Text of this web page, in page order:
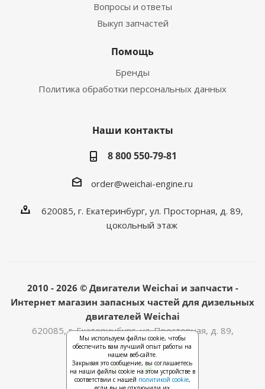
Вопросы и ответы
Выкуп запчастей
Помощь
Бренды
Политика обработки персональных данных
Наши контакты
8 800 550-79-81
order@weichai-engine.ru
620085, г. Екатеринбург, ул. Просторная, д. 89,
цокольный этаж
2010 - 2026 © Двигатели Weichai и запчасти -
Интернет магазин запасных частей для дизельных
двигателей Weichai
620085, г. Екатеринбург, ул. Просторная, д. 89,
цокольный этаж
Мы используем файлы cookie, чтобы
обеспечить вам лучший опыт работы на
нашем веб-сайте.
Закрывая это сообщение, вы соглашаетесь
на наши файлы cookie на этом устройстве в
соответствии с нашей политикой cookie,